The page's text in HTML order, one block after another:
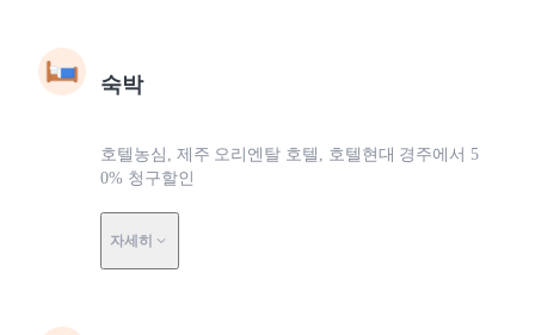
숙박
호텔농심, 제주 오리엔탈 호텔, 호텔현대 경주에서 5
0% 청구할인
자세히